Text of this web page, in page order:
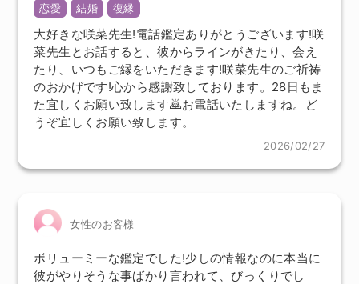
恋愛 結婚 復縁
大好きな咲菜先生!電話鑑定ありがとうございます!咲
菜先生とお話すると、彼からラインがきたり、会え
たり、いつもご縁をいただきます!咲菜先生のご祈祷
のおかげです!心から感謝致しております。28日もま
た宜しくお願い致します🙇お電話いたしますね。ど
うぞ宜しくお願い致します。
2026/02/27
女性のお客様
ボリューミーな鑑定でした!少しの情報なのに本当に
彼がやりそうな事ばかり言われて、びっくりでし